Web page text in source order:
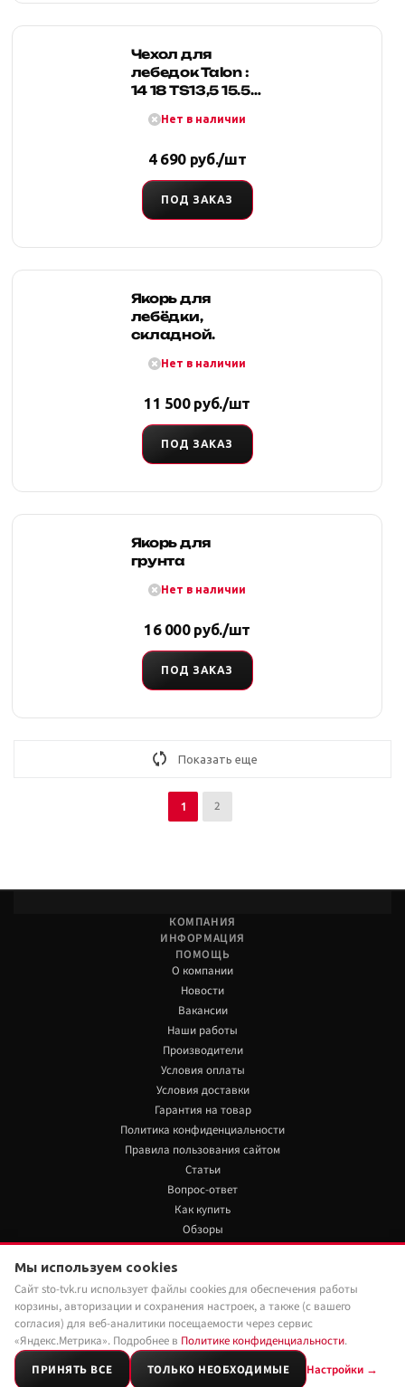
Чехол для
лебедок Talon :
14 18 TS13,5 15.5
Нет в наличии
4 690 руб./шт
ПОД ЗАКАЗ
Якорь для
лебёдки,
складной.
Нет в наличии
11 500 руб./шт
ПОД ЗАКАЗ
Якорь для
грунта
Нет в наличии
16 000 руб./шт
ПОД ЗАКАЗ
Показать еще
1 2
КОМПАНИЯ
ИНФОРМАЦИЯ
ПОМОЩЬ
О компании
Новости
Вакансии
Наши работы
Производители
Условия оплаты
Условия доставки
Гарантия на товар
Политика конфиденциальности
Правила пользования сайтом
Статьи
Вопрос-ответ
Как купить
Обзоры
+7 922 480 80 85
Мы в социальных сетях:
2026 © Customs-tuning.ru
Мы используем cookies
Сайт sto-tvk.ru использует файлы cookies для обеспечения работы
корзины, авторизации и сохранения настроек, а также (с вашего
согласия) для веб-аналитики посещаемости через сервис
«Яндекс.Метрика». Подробнее в Политике конфиденциальности.
ПРИНЯТЬ ВСЕ
ТОЛЬКО НЕОБХОДИМЫЕ Настройки →